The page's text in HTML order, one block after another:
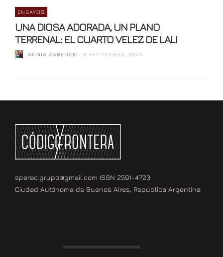
ENSAYOS
UNA DIOSA ADORADA, UN PLANO
TERRENAL: EL CUARTO VELEZ DE LALI
SONIA ZABLOCKI 9 SEPTIEMBRE, 2025
sperac.grupo@gmail.com ISSN 2591-4723
Ciudad Autónoma de Buenos Aires, República Argentina